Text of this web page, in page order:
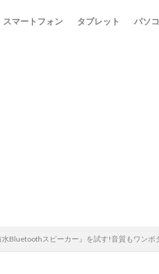
スマートフォン タブレット パソ
水Bluetoothスピーカー』を試す!音質もワンボ